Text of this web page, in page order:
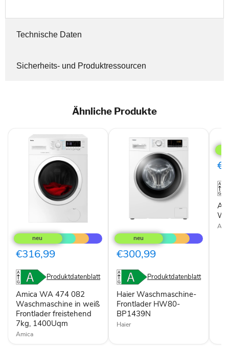
Technische Daten
Sicherheits- und Produktressourcen
Ähnliche Produkte
WA
474
082
Waschmaschine
weiß
Frontlader
freistehend
7kg,
1400Uqm
€316,99
Produktdatenblatt
Amica WA 474 082
Waschmaschine in weiß
Frontlader freistehend
7kg, 1400Uqm
Amica
Waschmaschine-
Frontlader
HW80-
BP1439N
€300,99
Produktdatenblatt
Haier Waschmaschine-
Frontlader HW80-
BP1439N
Haier
WA
484
072